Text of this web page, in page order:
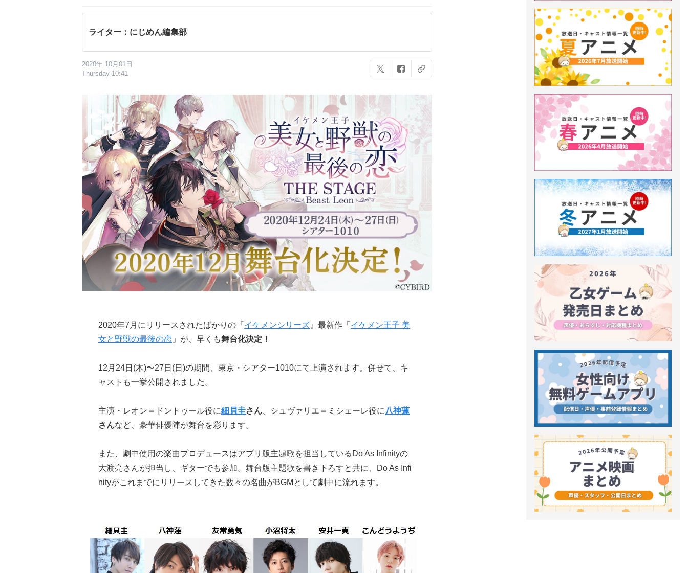
ライター：にじめん編集部
2020年 10月01日
Thursday 10:41
2020年7月にリリースされたばかりの『イケメンシリーズ 』最新作「 イケメン王子 美
女と野獣の最後の恋 」が、早くも舞台化決定！
12月24日(木)〜27日(日)の期間、東京・シアター1010にて上演されます。併せて、キ
ャストも一挙公開されました。
主演・レオン＝ドントゥール役に細貝圭さん 、シュヴァリエ＝ミシェーレ役に 八神蓮
さんなど、豪華俳優陣が舞台を彩ります。
また、劇中使用の楽曲プロデュースはアプリ版主題歌を担当しているDo As Infinityの
大渡亮さんが担当し、ギターでも参加。舞台版主題歌を書き下ろすと共に、Do As Infi
nityがこれまでにリリースしてきた数々の名曲がBGMとして劇中に流れます。